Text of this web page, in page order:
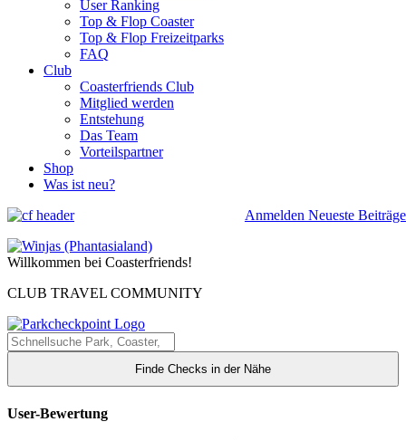
User Ranking
Top & Flop Coaster
Top & Flop Freizeitparks
FAQ
Club
Coasterfriends Club
Mitglied werden
Entstehung
Das Team
Vorteilspartner
Shop
Was ist neu?
Anmelden Neueste Beiträge
Willkommen bei Coasterfriends!
CLUB TRAVEL COMMUNITY
Finde Checks in der Nähe
User-Bewertung